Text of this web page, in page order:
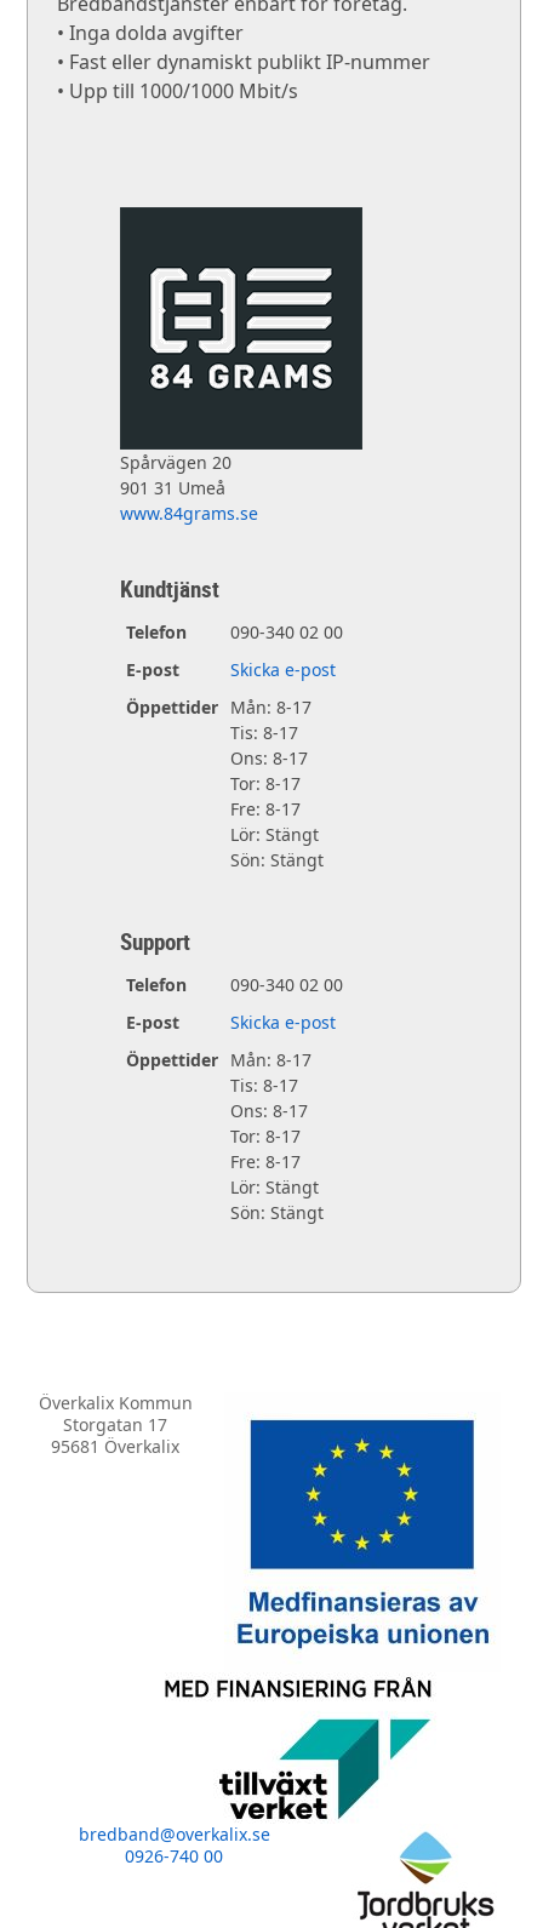
• Inga dolda avgifter
• Fast eller dynamiskt publikt IP-nummer
• Upp till 1000/1000 Mbit/s
Spårvägen 20
901 31 Umeå
www.84grams.se
Kundtjänst
Telefon
090-340 02 00
E-post
Skicka e-post
Öppettider Mån: 8-17
Tis: 8-17
Ons: 8-17
Tor: 8-17
Fre: 8-17
Lör: Stängt
Sön: Stängt
Support
Telefon
090-340 02 00
E-post
Skicka e-post
Öppettider Mån: 8-17
Tis: 8-17
Ons: 8-17
Tor: 8-17
Fre: 8-17
Lör: Stängt
Sön: Stängt
Överkalix Kommun
Storgatan 17
95681 Överkalix
bredband@overkalix.se
0926-740 00